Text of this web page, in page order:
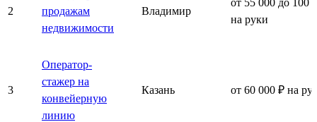
2
продажам
недвижимости
Владимир
на руки
3
Оператор-
стажер на
конвейерную
линию
Казань от 60 000 ₽ на